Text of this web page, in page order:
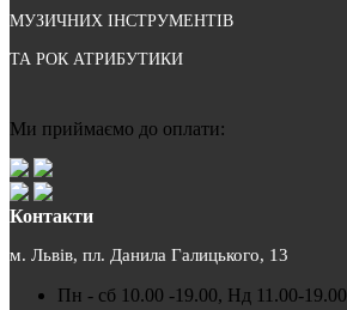
МУЗИЧНИХ ІНСТРУМЕНТІВ
ТА РОК АТРИБУТИКИ
Ми приймаємо до оплати:
Контакти
м. Львів, пл. Данила Галицького, 13
Пн - сб 10.00 -19.00, Нд 11.00-19.00